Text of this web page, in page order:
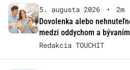
5. augusta 2026 •
2m
Dovolenka alebo
medzi oddychom a
Redakcia TOUCHIT